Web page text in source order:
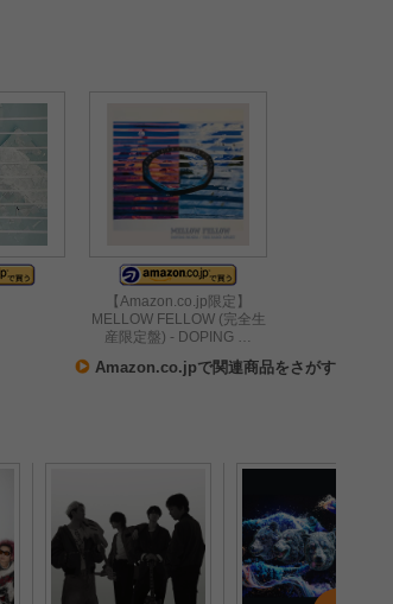
【Amazon.co.jp限定】
MELLOW FELLOW (完全生
産限定盤) - DOPING …
Amazon.co.jpで関連商品をさがす